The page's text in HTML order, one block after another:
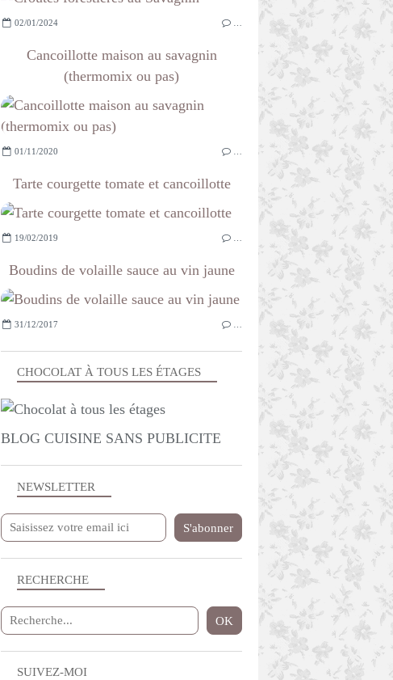
NEWSLETTER
SUIVEZ-MOI
RECHERCHE
CHOCOLAT À TOUS LES ÉTAGES
BLOG CUISINE SANS PUBLICITE
02/01/2024
Cancoillotte maison au savagnin
(thermomix ou pas)
01/11/2020
Tarte courgette tomate et cancoillotte
19/02/2019
Boudins de volaille sauce au vin jaune
31/12/2017